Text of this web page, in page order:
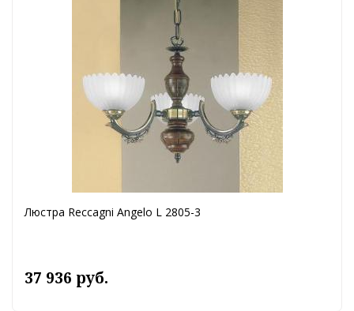
Люстра Reccagni Angelo L 2805-3
37 936 руб.